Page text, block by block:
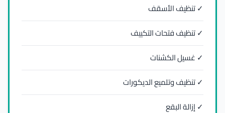
✓ تنظيف الأسقف
✓ تنظيف فتحات التكييف
✓ غسيل الكشنات
✓ تنظيف وتلميع الديكورات
✓ إزالة البقع